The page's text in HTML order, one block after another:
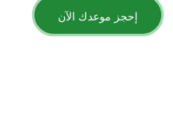
إحجز موعدك الآن